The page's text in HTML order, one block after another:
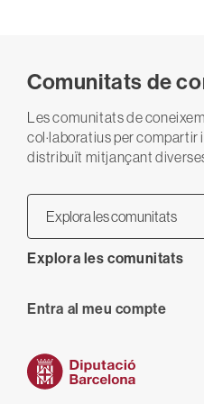
Comunitats de
Les comunitats de
col·laboratius per
distribuït mitjançant
Explora les comunitats
Explora les comunitats
User
Entra al meu compte